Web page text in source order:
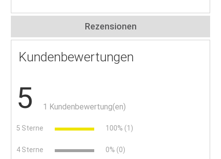
Rezensionen
Kundenbewertungen
5 1 Kundenbewertung(en)
5 Sterne 100% (1)
4 Sterne 0% (0)